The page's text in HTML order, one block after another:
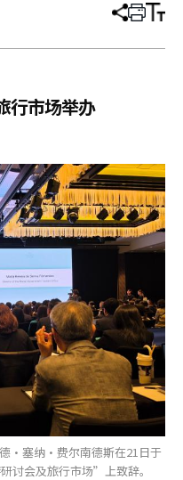
分
章
打 调
小
行市场举办
·塞纳·费尔南德斯在21日于
讨会及旅行市场”上致辞。